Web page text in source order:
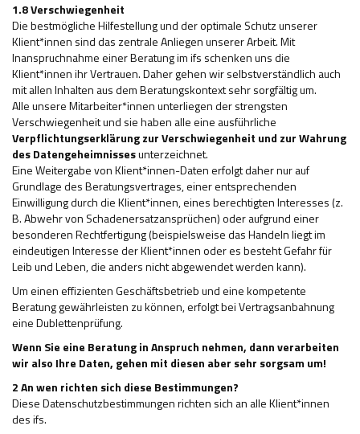
1.8 Verschwiegenheit
Die bestmögliche Hilfestellung und der optimale Schutz unserer
Klient*innen sind das zentrale Anliegen unserer Arbeit. Mit
Inanspruchnahme einer Beratung im ifs schenken uns die
Klient*innen ihr Vertrauen. Daher gehen wir selbstverständlich auch
mit allen Inhalten aus dem Beratungskontext sehr sorgfältig um.
Alle unsere Mitarbeiter*innen unterliegen der strengsten
Verschwiegenheit und sie haben alle eine ausführliche
Verpflichtungserklärung zur Verschwiegenheit und zur Wahrung
des Datengeheimnissesunterzeichnet.
Eine Weitergabe von Klient*innen-Daten erfolgt daher nur auf
Grundlage des Beratungsvertrages, einer entsprechenden
Einwilligung durch die Klient*innen, eines berechtigten Interesses (z.
B. Abwehr von Schadenersatzansprüchen) oder aufgrund einer
besonderen Rechtfertigung (beispielsweise das Handeln liegt im
eindeutigen Interesse der Klient*innen oder es besteht Gefahr für
Leib und Leben, die anders nicht abgewendet werden kann).
Um einen effizienten Geschäftsbetrieb und eine kompetente
Beratung gewährleisten zu können, erfolgt bei Vertragsanbahnung
eine Dublettenprüfung.
Wenn Sie eine Beratung in Anspruch nehmen, dann verarbeiten
wir also Ihre Daten, gehen mit diesen aber sehr sorgsam um!
2 An wen richten sich diese Bestimmungen?
Diese Datenschutzbestimmungen richten sich an alle Klient*innen
des ifs.